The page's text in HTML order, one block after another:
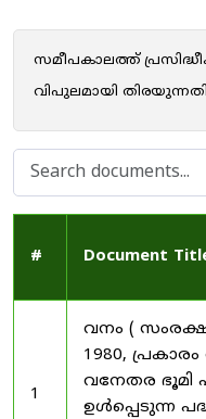
സമീപകാലത്ത്
വിപുലമായി
# Document
1
വനം (
1980,
വനേതര ഭൂമി
ഉൾപ്പെടുന്ന